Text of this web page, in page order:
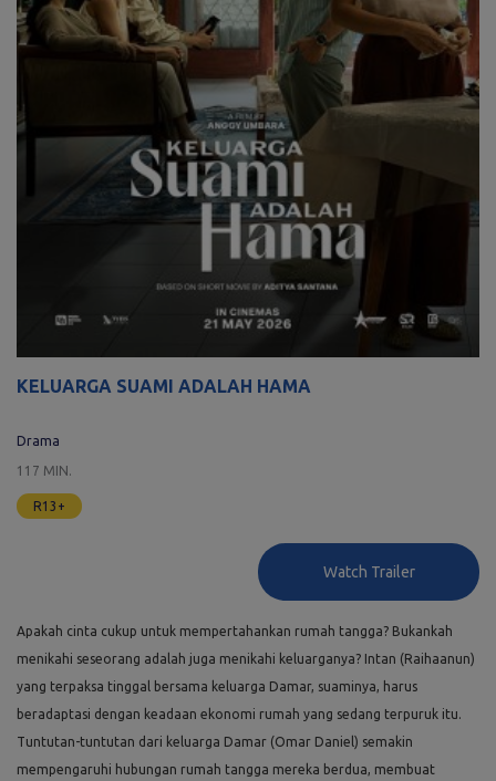
KELUARGA SUAMI ADALAH HAMA
Drama
117 MIN.
R13+
Watch Trailer
Apakah cinta cukup untuk mempertahankan rumah tangga? Bukankah
menikahi seseorang adalah juga menikahi keluarganya? Intan (Raihaanun)
yang terpaksa tinggal bersama keluarga Damar, suaminya, harus
beradaptasi dengan keadaan ekonomi rumah yang sedang terpuruk itu.
Tuntutan-tuntutan dari keluarga Damar (Omar Daniel) semakin
mempengaruhi hubungan rumah tangga mereka berdua, membuat